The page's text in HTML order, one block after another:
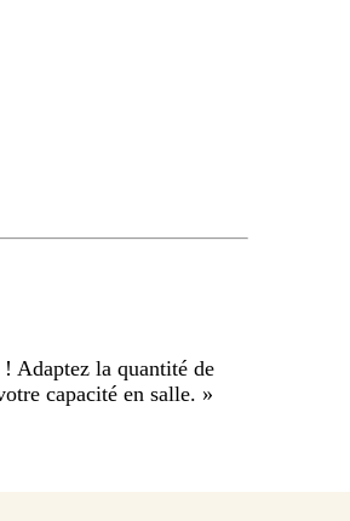
Adaptez la quantité de
capacité en salle. »